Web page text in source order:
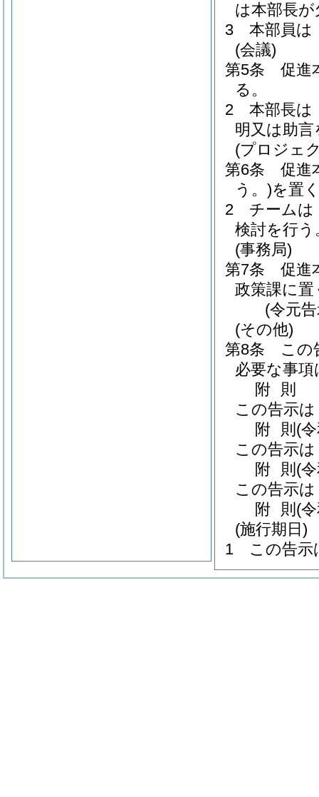
は本部長
3
本部員は
(会議)
第5条
促進
る。
2
本部長は
明又は助
(プロジェ
第6条
促進
う。)を置
2
チームは
検討を行う
(事務局)
第7条
促進
政策課に置
(令元
(その他)
第8条
この
必要な事
附 則
この告示
附 則 (
この告示
附 則 (
この告示
附 則 (
(施行期日)
1
この告示